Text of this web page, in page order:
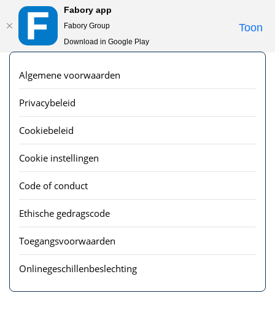
Fabory app
Fabory Group
Download in Google Play
Toon
text.skipToContent
text.skipToNavigation
Algemene voorwaarden
Privacybeleid
Cookiebeleid
Cookie instellingen
Code of conduct
Ethische gedragscode
Toegangsvoorwaarden
Onlinegeschillenbeslechting